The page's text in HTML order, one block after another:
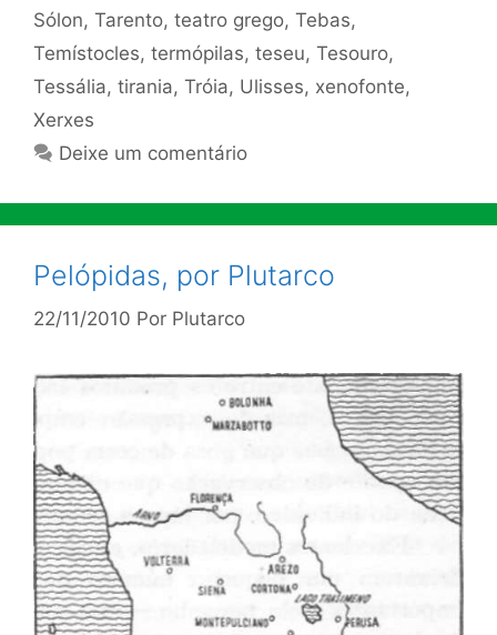
Sólon, Tarento, teatro grego, Tebas,
Temístocles, termópilas, teseu, Tesouro,
Tessália, tirania, Tróia, Ulisses, xenofonte,
Xerxes
Deixe um comentário
Pelópidas, por Plutarco
22/11/2010 Por Plutarco